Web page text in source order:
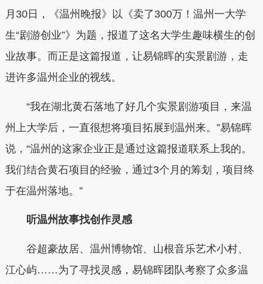
月30日，《温州晚报》以《卖了300万！温州一大学
生“剧游创业”》为题，报道了这名大学生趣味横生的创
业故事。而正是这篇报道，让易锦晖的实景剧游，走
进许多温州企业的视线。
“我在湖北黄石落地了好几个实景剧游项目，来温
州上大学后，一直很想将项目拓展到温州来。”易锦晖
说，“温州的这家企业正是通过这篇报道联系上我的。
我们结合黄石项目的经验，通过3个月的筹划，项目终
于在温州落地。”
听温州故事找创作灵感
谷超豪故居、温州博物馆、山根音乐艺术小村、
江心屿……为了寻找灵感，易锦晖团队考察了众多温